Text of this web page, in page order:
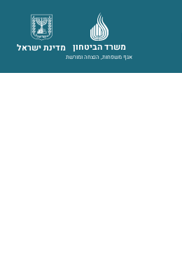
מדינת ישראל משרד הביטחון
אגף משפחות, הנצחה ומורשת